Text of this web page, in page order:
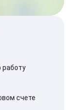
работу
счете